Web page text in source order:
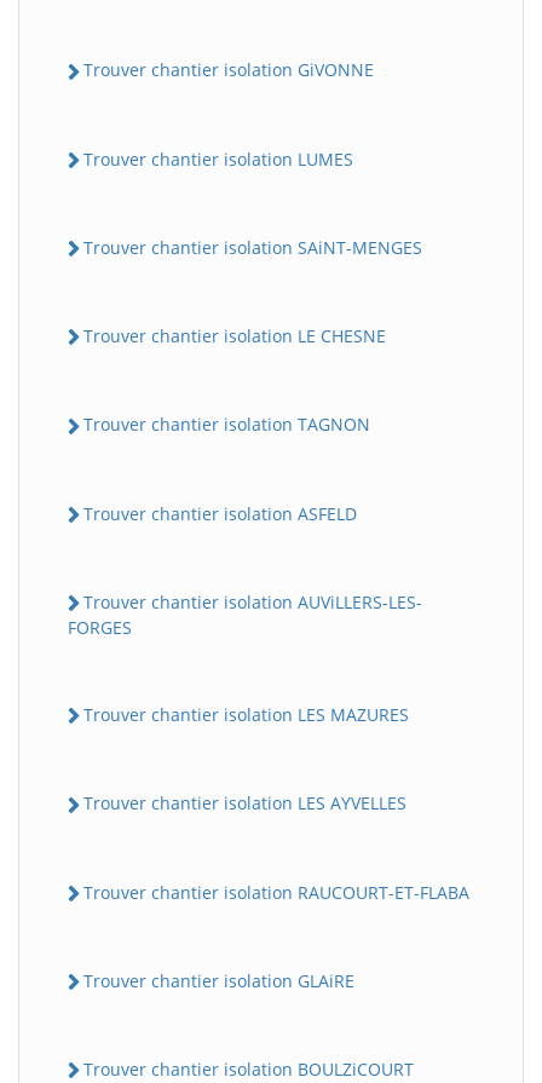
Trouver chantier isolation GiVONNE
Trouver chantier isolation LUMES
Trouver chantier isolation SAiNT-MENGES
Trouver chantier isolation LE CHESNE
Trouver chantier isolation TAGNON
Trouver chantier isolation ASFELD
Trouver chantier isolation AUViLLERS-LES-
FORGES
Trouver chantier isolation LES MAZURES
Trouver chantier isolation LES AYVELLES
Trouver chantier isolation RAUCOURT-ET-FLABA
Trouver chantier isolation GLAiRE
Trouver chantier isolation BOULZiCOURT